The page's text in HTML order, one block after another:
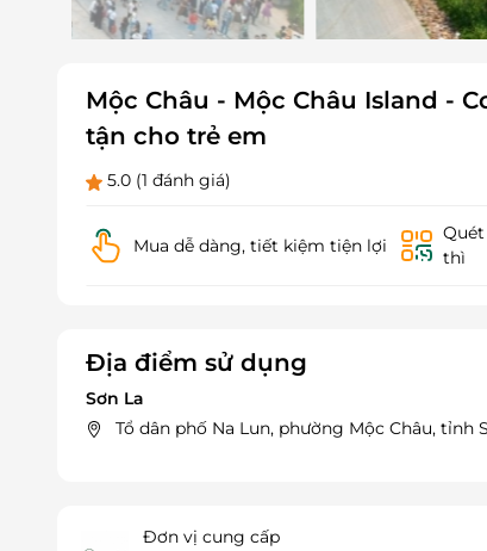
Mộc Châu - Mộc Châu Island -
tận cho trẻ em
5.0 (1 đánh giá)
Mua dễ dàng, tiết kiệm tiện lợi
thì
Địa điểm sử dụng
Sơn La
Tổ dân phố Na Lun, phường Mộc Châu, tỉnh
Đơn vị cung cấp